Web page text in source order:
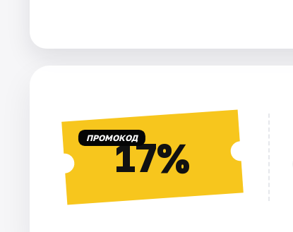
Рейтинги
ПРОМОКОД17%